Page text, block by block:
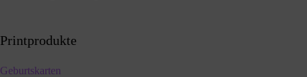
Printprodukte
Geburtskarten